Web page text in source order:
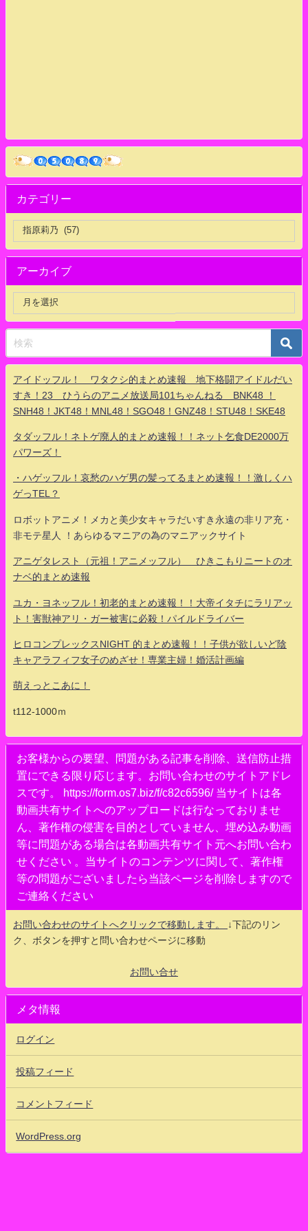
カテゴリー
アーカイブ
アイドッフル！ ワタクシ的まとめ速報 地下格闘アイドルだい
すき！23 ひうらのアニメ放送局101ちゃんねる BNK48 ！
SNH48！JKT48！MNL48！SGO48！GNZ48！STU48！SKE48
タダッフル！ネトゲ廃人的まとめ速報！！ネット乞食DE2000万
パワーズ！
・ハゲッフル！哀愁のハゲ男の髪ってるまとめ速報！！激しくハ
ゲっTEL？
ロボットアニメ！メカと美少女キャラだいすき永遠の非リア充・
非モテ星人 ！あらゆるマニアの為のマニアックサイト
アニゲタレスト（元祖！アニメッフル） ひきこもりニートのオ
ナベ的まとめ速報
ユカ・ヨネッフル！初老的まとめ速報！！大帝イタチにラリアッ
ト！害獣神アリ・ガー被害に必殺！パイルドライバー
ヒロコンプレックスNIGHT 的まとめ速報！！子供が欲しいど陰
キャアラフィフ女子のめざせ！専業主婦！婚活計画編
萌えっとこあに！
t112-1000ｍ
お客様からの要望、問題がある記事を削除、送信防止措
置にできる限り応じます。お問い合わせのサイトアドレ
スです。 https://form.os7.biz/f/c82c6596/ 当サイトは各
動画共有サイトへのアップロードは行なっておりませ
ん、著作権の侵害を目的としていません、埋め込み動画
等に問題がある場合は各動画共有サイト元へお問い合わ
せください 。当サイトのコンテンツに関して、著作権
等の問題がございましたら当該ページを削除しますので
ご連絡ください
お問い合わせのサイトへクリックで移動します。
↓下記のリン
ク、ボタンを押すと問い合わせページに移動
お問い合せ
メタ情報
ログイン
投稿フィード
コメントフィード
WordPress.org